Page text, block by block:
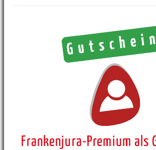
Frankenjura-Premium als